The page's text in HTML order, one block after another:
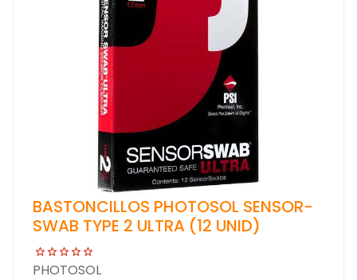
BASTONCILLOS PHOTOSOL SENSOR-
SWAB TYPE 2 ULTRA (12 UNID)
PHOTOSOL